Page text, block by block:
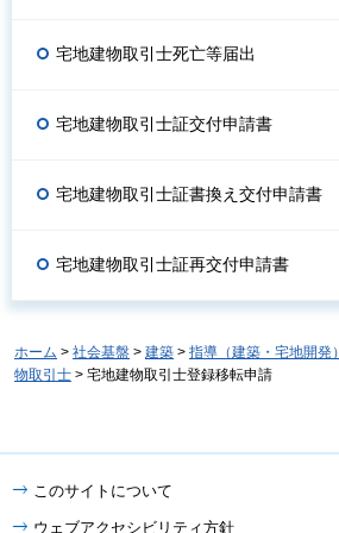
宅地建物取引士死亡等届出
宅地建物取引士証交付申請書
宅地建物取引士証書換え交付申請書
宅地建物取引士証再交付申請書
ホーム > 社会基盤 > 建築 > 指導（建築・宅地開発）
物取引士 > 宅地建物取引士登録移転申請
このサイトについて
ウェブアクセシビリティ方針